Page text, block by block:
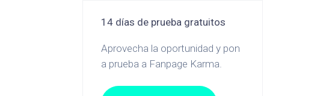
14 días de prueba gratuitos
Aprovecha la oportunidad y pon
a prueba a Fanpage Karma.